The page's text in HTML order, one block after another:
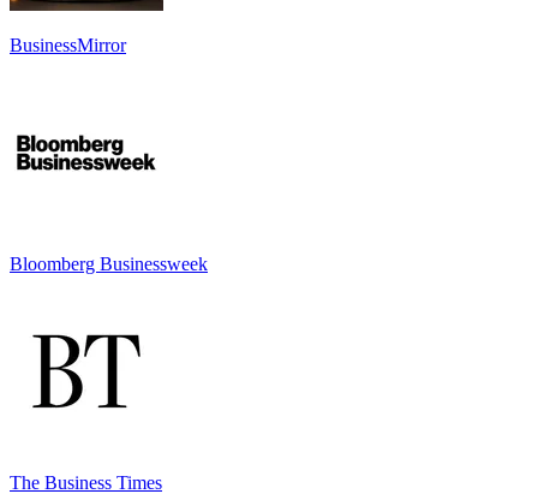
BusinessMirror
Bloomberg Businessweek
The Business Times